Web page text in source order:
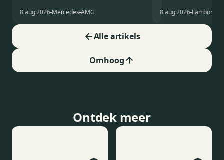
virtuele wereld dan toch…
8 aug 2026Mercedes AMG
Hockenheimring.
een record voor
8 aug 2026
Alle artikels
Omhoog
Ontdek meer